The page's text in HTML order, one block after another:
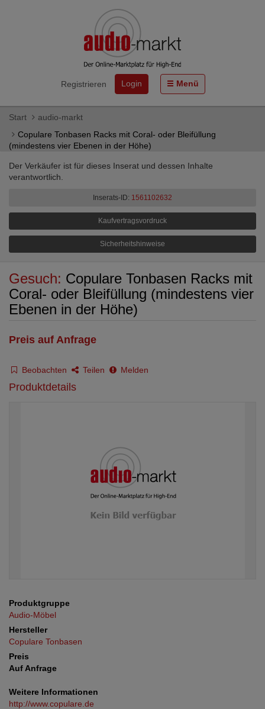
Registrieren Login Menü
Start
audio-markt
Copulare Tonbasen Racks mit Coral- oder Bleifüllung
(mindestens vier Ebenen in der Höhe)
Der Verkäufer ist für dieses Inserat und dessen Inhalte
verantwortlich.
Inserats-ID: 1561102632
Kaufvertragsvordruck
Sicherheitshinweise
Gesuch: Copulare Tonbasen Racks mit
Coral- oder Bleifüllung (mindestens vier
Ebenen in der Höhe)
Preis auf Anfrage
Beobachten Teilen Melden
Produktdetails
Produktgruppe
Audio-Möbel
Hersteller
Copulare Tonbasen
Preis
Auf Anfrage
Weitere Informationen
http://www.copulare.de